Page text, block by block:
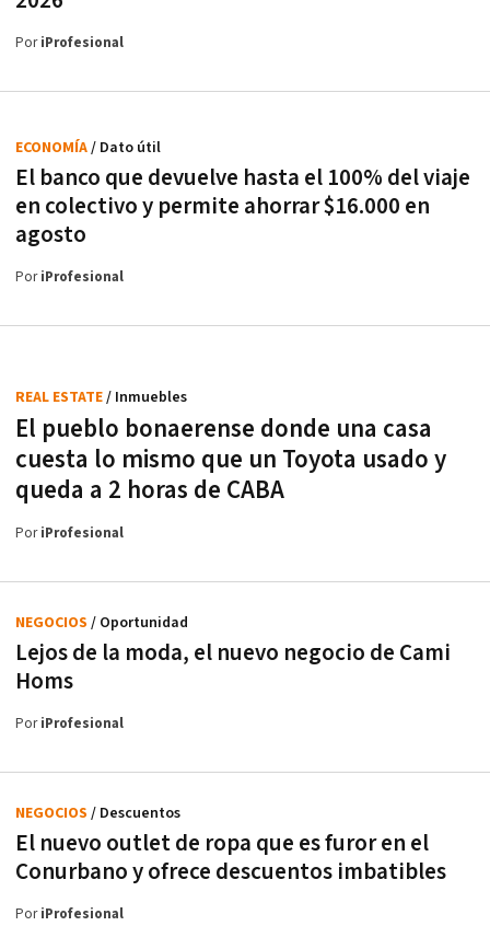
PoriProfesional
El banco que devuelve hasta el 100% del viaje
en colectivo y permite ahorrar $16.000 en
agosto
ECONOMÍA/ Dato útil
PoriProfesional
El pueblo bonaerense donde una casa
cuesta lo mismo que un Toyota usado y
queda a 2 horas de CABA
REAL ESTATE/ Inmuebles
PoriProfesional
Lejos de la moda, el nuevo negocio de Cami
Homs
NEGOCIOS / Oportunidad
PoriProfesional
El nuevo outlet de ropa que es furor en el
Conurbano y ofrece descuentos imbatibles
NEGOCIOS / Descuentos
PoriProfesional